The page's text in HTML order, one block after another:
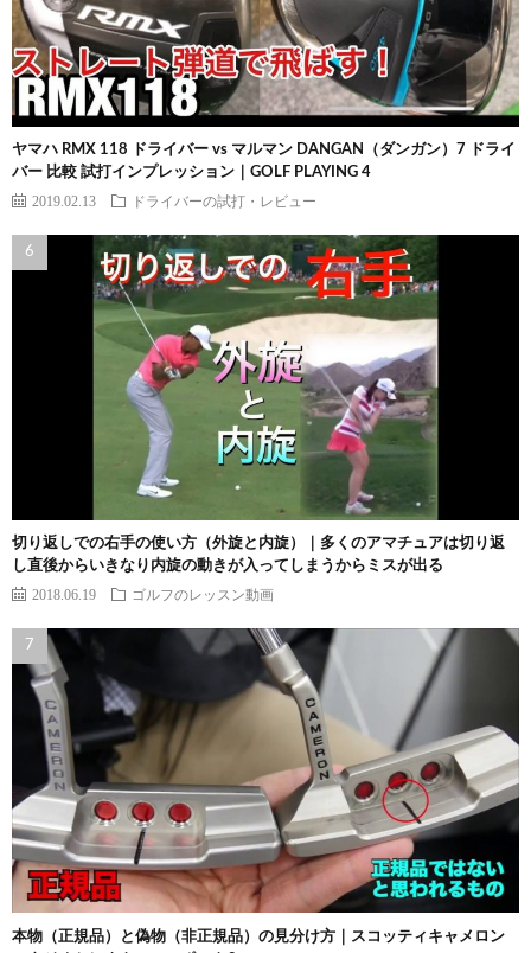
ヤマハ RMX 118 ドライバー vs マルマン DANGAN（ダンガン）7 ドライ
バー 比較 試打インプレッション｜GOLF PLAYING 4
2019.02.13 ドライバーの試打・レビュー
切り返しでの右手の使い方（外旋と内旋）｜多くのアマチュアは切り返
し直後からいきなり内旋の動きが入ってしまうからミスが出る
2018.06.19 ゴルフのレッスン動画
本物（正規品）と偽物（非正規品）の見分け方｜スコッティキャメロン